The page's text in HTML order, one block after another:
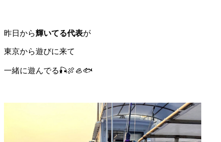
昨日から輝いてる代表が
東京から遊びに来て
一緒に遊んでる🎣🍖🦪🐟